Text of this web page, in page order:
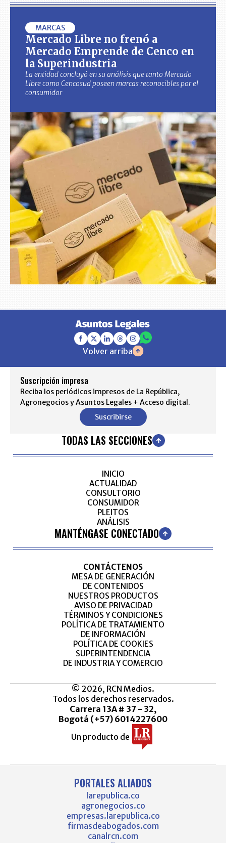
MARCAS
Mercado Libre no frenó a
Mercado Emprende de Cenco en
la Superindustria
La entidad concluyó en su análisis que tanto Mercado
Libre como Cencosud poseen marcas reconocibles por el
consumidor
Volver arriba
Suscripción impresa
Reciba los periódicos impresos de La República,
Agronegocios y Asuntos Legales + Acceso digital.
Suscribirse
TODAS LAS SECCIONES
INICIO
ACTUALIDAD
CONSULTORIO
CONSUMIDOR
PLEITOS
ANÁLISIS
MANTÉNGASE CONECTADO
CONTÁCTENOS
MESA DE GENERACIÓN
DE CONTENIDOS
NUESTROS PRODUCTOS
AVISO DE PRIVACIDAD
TÉRMINOS Y CONDICIONES
POLÍTICA DE TRATAMIENTO
DE INFORMACIÓN
POLÍTICA DE COOKIES
SUPERINTENDENCIA
DE INDUSTRIA Y COMERCIO
© 2026, RCN Medios.
Todos los derechos reservados.
Carrera 13A # 37 - 32,
Bogotá (+57) 6014227600
Un producto de
PORTALES ALIADOS
larepublica.co
agronegocios.co
empresas.larepublica.co
firmasdeabogados.com
canalrcn.com